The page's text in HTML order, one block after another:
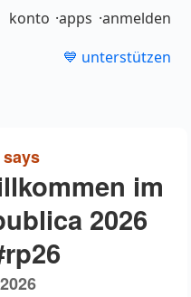
konto apps anmelden
💙 unterstützen
im
2026